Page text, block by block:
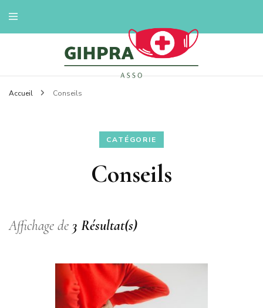
Gihpra asso
Accueil Conseils
CATÉGORIE
Conseils
Affichage de 3 Résultat(s)